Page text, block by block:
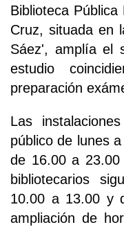
Biblioteca
Cruz, situada en
Sáez', amplía el
estudio
preparación
Las
público de lunes
de 16.00 a
bibliotecarios
10.00 a 13.00 y
ampliación de